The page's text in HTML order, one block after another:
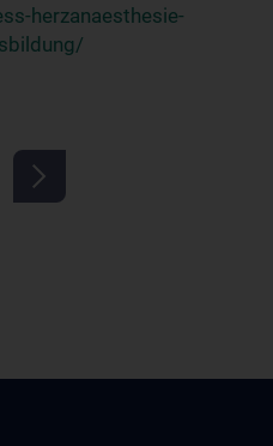
herzanaesthesie-